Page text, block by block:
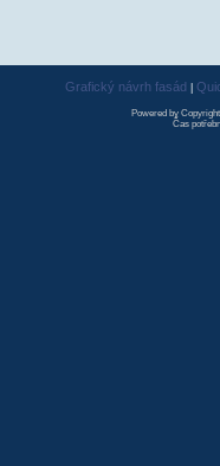
Grafický návrh fasád
Powered by
Čas